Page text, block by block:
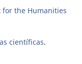
for the Humanities
científicas.